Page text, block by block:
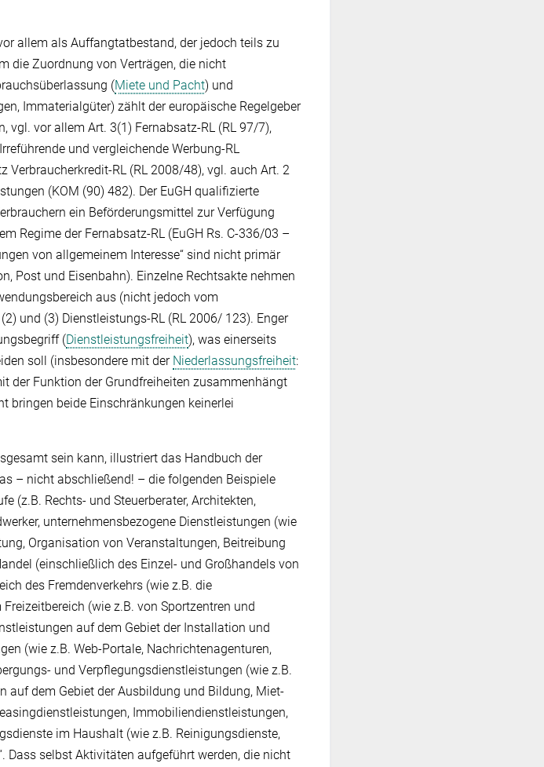
allem als Auffangtatbestand, der jedoch teils zu
die Zuordnung von Verträgen, die nicht
(Miete und Pacht) und
Immaterialgüter) zählt der europäische Regelgeber
vgl. vor allem Art. 3(1) Fernabsatz-RL (RL 97/7),
und vergleichende Werbung-RL
Verbraucherkredit-RL (RL 2008/48), vgl. auch Art. 2
(KOM (90) 482). Der EuGH qualifizierte
ein Beförderungsmittel zur Verfügung
Regime der Fernabsatz-RL (EuGH Rs. C-336/03 –
von allgemeinem Interesse“ sind nicht primär
Post und Eisenbahn). Einzelne Rechtsakte nehmen
aus (nicht jedoch vom
und (3) Dienstleistungs-RL (RL 2006/ 123). Enger
(Dienstleistungsfreiheit), was einerseits
soll (insbesondere mit der Niederlassungsfreiheit:
der Funktion der Grundfreiheiten zusammenhängt
bringen beide Einschränkungen keinerlei
sein kann, illustriert das Handbuch der
– nicht abschließend! – die folgenden Beispiele
(z.B. Rechts- und Steuerberater, Architekten,
unternehmensbezogene Dienstleistungen (wie
Organisation von Veranstaltungen, Beitreibung
(einschließlich des Einzel- und Großhandels von
des Fremdenverkehrs (wie z.B. die
(wie z.B. von Sportzentren und
auf dem Gebiet der Installation und
(wie z.B. Web-Portale, Nachrichtenagenturen,
und Verpflegungsdienstleistungen (wie z.B.
auf dem Gebiet der Ausbildung und Bildung, Miet-
Immobiliendienstleistungen,
im Haushalt (wie z.B. Reinigungsdienste,
Dass selbst Aktivitäten aufgeführt werden, die nicht